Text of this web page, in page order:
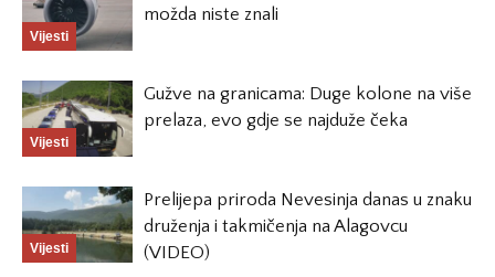
Vijesti
možda niste znali
Vijesti
Gužve na granicama: Duge kolone na više
prelaza, evo gdje se najduže čeka
Vijesti
Prelijepa priroda Nevesinja danas u znaku
druženja i takmičenja na Alagovcu
(VIDEO)